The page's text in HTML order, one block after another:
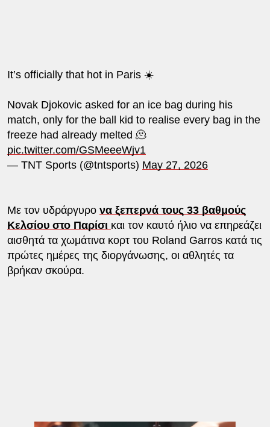
It’s officially that hot in Paris ☀️
Novak Djokovic asked for an ice bag during his
match, only for the ball kid to realise every bag in the
freeze had already melted 🫠
pic.twitter.com/GSMeeeWjv1
— TNT Sports (@tntsports) May 27, 2026
Με τον υδράργυρο να ξεπερνά τους 33 βαθμούς
Κελσίου στο Παρίσι και τον καυτό ήλιο να επηρεάζει
αισθητά τα χωμάτινα κορτ του Roland Garros κατά τις
πρώτες ημέρες της διοργάνωσης, οι αθλητές τα
βρήκαν σκούρα.